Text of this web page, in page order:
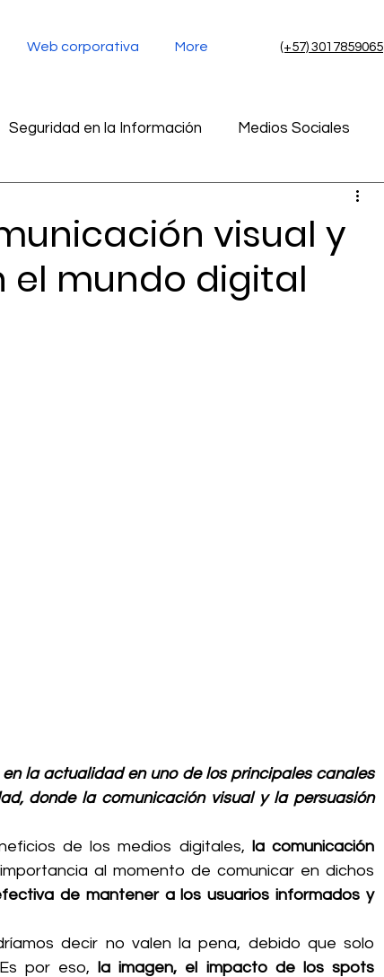
Web corporativa More (+57) 3017859065
Seguridad en la Información Medios Sociales
de redes sociales
Marketing Inteligencia Artificial
visual y
el mundo digital
la actualidad en uno de los principales canales
donde la comunicación visual y la persuasión
de los medios digitales, la comunicación
al momento de comunicar en dichos
de mantener a los usuarios informados y
decir no valen la pena, debido que solo
por eso, la imagen, el impacto de los spots